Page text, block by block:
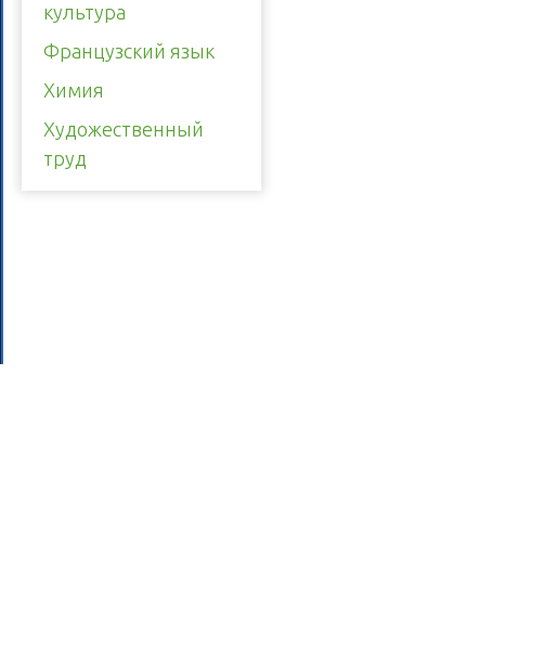
культура
Французский язык
Химия
Художественный
труд